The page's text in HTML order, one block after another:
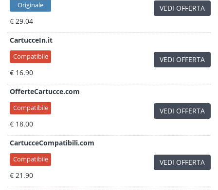
Originale
€ 29.04
VEDI OFFERTA
CartucceIn.it
Compatibile
€ 16.90
VEDI OFFERTA
OfferteCartucce.com
Compatibile
€ 18.00
VEDI OFFERTA
CartucceCompatibili.com
Compatibile
€ 21.90
VEDI OFFERTA